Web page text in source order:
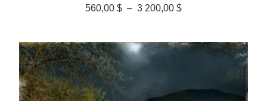
560,00 $ – 3 200,00 $